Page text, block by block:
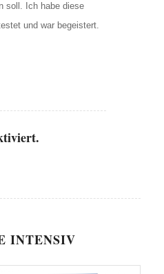
soll. Ich habe diese
und war begeistert.
INTENSIV